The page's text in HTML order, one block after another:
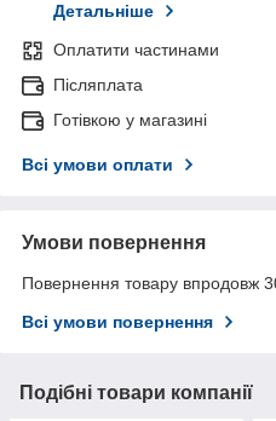
Детальніше
Оплатити частинами
Післяплата
Готівкою у магазині
Всі умови оплати
Умови повернення
Повернення товару впродовж
Всі умови повернення
Подібні товари компанії